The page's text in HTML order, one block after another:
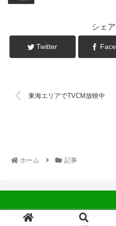
シェ
Twitter
東海エリアでTVCM放映中
ホーム 記事
© 2022 中広